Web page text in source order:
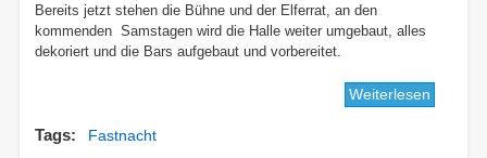
Bereits jetzt stehen die Bühne und der Elferrat, an den
kommenden Samstagen wird die Halle weiter umgebaut, alles
dekoriert und die Bars aufgebaut und vorbereitet.
Weiterlesen
Tags Fastnacht